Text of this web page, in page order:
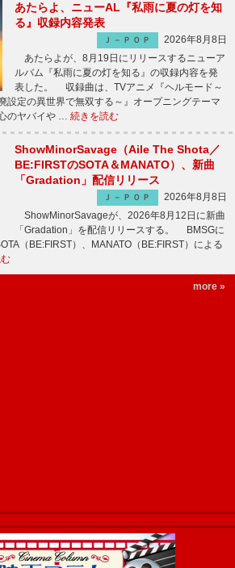
あたらよ、ニューAL『私雨に夏の灯を知
る』収録内容発表
Ｊ－ＰＯＰ
2026年8月8日
あたらよが、8月19日にリリースするニューア
ルバム『私雨に夏の灯を知る』の収録内容を発
表した。 収録曲は、TVアニメ『ヘルモード～
設定の異世界で無双する～』オープニングテーマ
のヤバイや … 続きを読む
ShowMinorSavage（Aile The Shota／
BE:FIRSTのSOTA＆MANATO）、新曲
「Gradation」配信リリース
Ｊ－ＰＯＰ
2026年8月8日
ShowMinorSavageが、2026年8月12日に新曲
「Gradation」を配信リリースする。 BMSGに
（BE:FIRST）、MANATO（BE:FIRST）による
more »